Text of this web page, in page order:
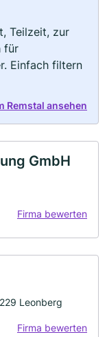
Teilzeit, zur
für
Einfach filtern
Remstal ansehen
GmbH
Firma bewerten
Leonberg
Firma bewerten